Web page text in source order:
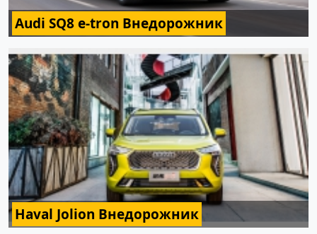
Audi SQ8 e-tron Внедорожник
Haval Jolion Внедорожник